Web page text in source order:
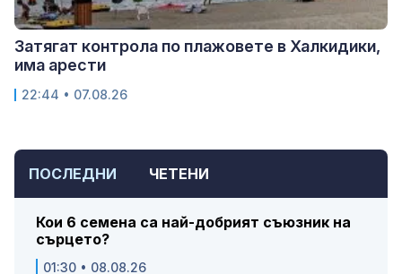
ПОСЛЕДНИ ЧЕТЕНИ
Кои 6 семена са най-добрият съюзник на
сърцето?
01:30 • 08.08.26
Затягат контрола по плажовете в Халкидики,
има арести
22:44 • 07.08.26